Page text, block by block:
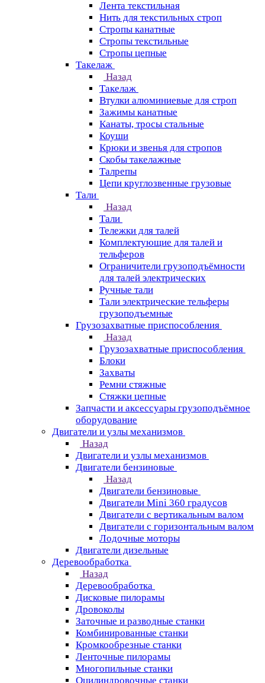
Лента текстильная
Нить для текстильных строп
Стропы канатные
Стропы текстильные
Стропы цепные
Такелаж
Назад
Такелаж
Втулки алюминиевые для строп
Зажимы канатные
Канаты, тросы стальные
Коуши
Крюки и звенья для стропов
Скобы такелажные
Талрепы
Цепи круглозвенные грузовые
Тали
Назад
Тали
Тележки для талей
Комплектующие для талей и
тельферов
Ограничители грузоподъёмности
для талей электрических
Ручные тали
Тали электрические тельферы
грузоподъемные
Грузозахватные приспособления
Назад
Грузозахватные приспособления
Блоки
Захваты
Ремни стяжные
Стяжки цепные
Запчасти и аксессуары грузоподъёмное
оборудование
Двигатели и узлы механизмов
Назад
Двигатели и узлы механизмов
Двигатели бензиновые
Назад
Двигатели бензиновые
Двигатели Mini 360 градусов
Двигатели с вертикальным валом
Двигатели с горизонтальным валом
Лодочные моторы
Двигатели дизельные
Деревообработка
Назад
Деревообработка
Дисковые пилорамы
Дровоколы
Заточные и разводные станки
Комбинированные станки
Кромкообрезные станки
Ленточные пилорамы
Многопильные станки
Оцилиндровочные станки